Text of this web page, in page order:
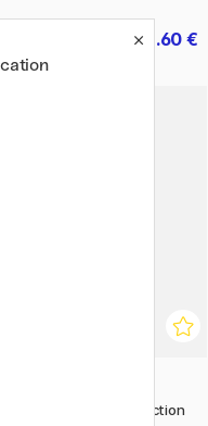
33.60 €
Notebook ART collection